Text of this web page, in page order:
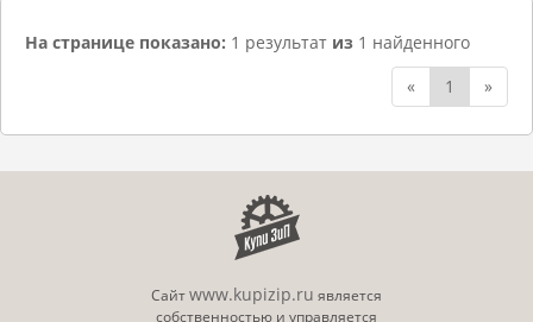
На странице показано: 1 результат из 1 найденного
«
1 »
Сайтwww.kupizip.ru является
собственностью и управляется